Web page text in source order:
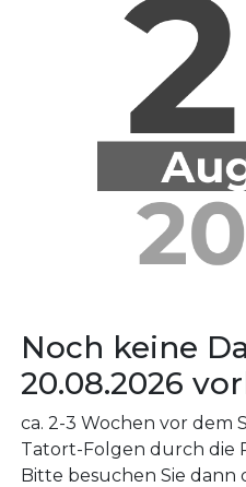
Noch keine
20.08.2026
ca. 2-3 Wochen vor dem
Tatort-Folgen durch die
Bitte besuchen Sie dann